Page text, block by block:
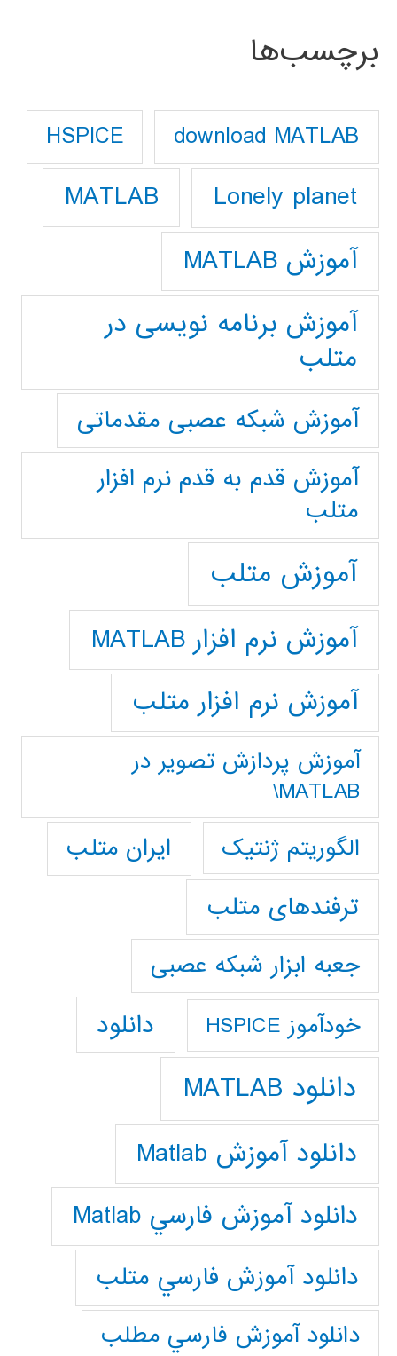
برچسب‌ها
download MATLAB
HSPICE
Lonely planet
MATLAB
آموزش MATLAB
آموزش برنامه نویسی در
متلب
آموزش شبکه عصبی مقدماتی
آموزش قدم به قدم نرم افزار
متلب
آموزش متلب
آموزش نرم افزار MATLAB
آموزش نرم افزار متلب
آموزش پردازش تصوير در
MATLAB\
الگوریتم ژنتیک
ایران متلب
ترفندهای متلب
جعبه ابزار شبکه عصبی
خودآموز HSPICE دانلود
دانلود MATLAB
دانلود آموزش Matlab
دانلود آموزش فارسي Matlab
دانلود آموزش فارسي متلب
دانلود آموزش فارسي مطلب